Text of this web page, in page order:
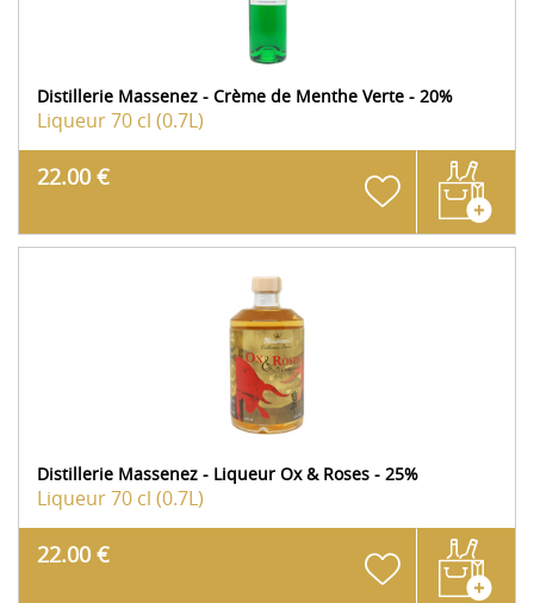
Distillerie Massenez - Crème de Menthe Verte - 20%
Liqueur70 cl (0.7L)
22.00 €
Distillerie Massenez - Liqueur Ox & Roses - 25%
Liqueur70 cl (0.7L)
22.00 €